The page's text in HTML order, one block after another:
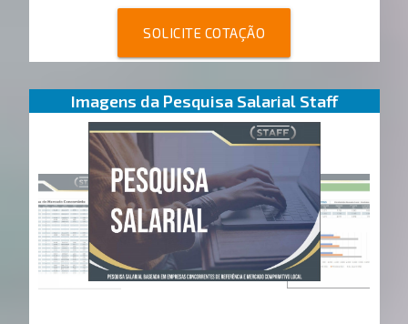
SOLICITE COTAÇÃO
Imagens da Pesquisa Salarial Staff